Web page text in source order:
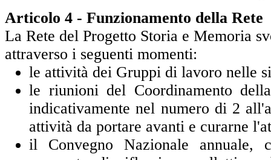
Articolo 4 - Funzionamento della Rete
La Rete del Progetto Storia e Memoria
attraverso i seguenti momenti:
le attività dei Gruppi di lavoro nelle
le riunioni del Coordinamento
indicativamente nel numero di 2
attività da portare avanti e curarne
il Convegno Nazionale annuale,